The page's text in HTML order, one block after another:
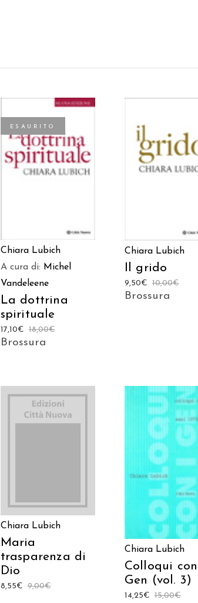
ESAURITO
LEGGI TUTTO
Chiara Lubich
A cura di: Michel
Vandeleene
La dottrina
spirituale
18,00€
17,10€
Brossura
AGGIUNGI AL
Chiara Lubich
Il grido
10,00€
9,50€
Brossura
Chiara Lubich
Maria
trasparenza di
Dio
9,00€
8,55€
AGGIUNGI AL
Chiara Lubich
Colloqui
Gen (vol. 3)
15,00€
14,25€